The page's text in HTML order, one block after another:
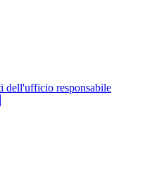
dell'ufficio responsabile